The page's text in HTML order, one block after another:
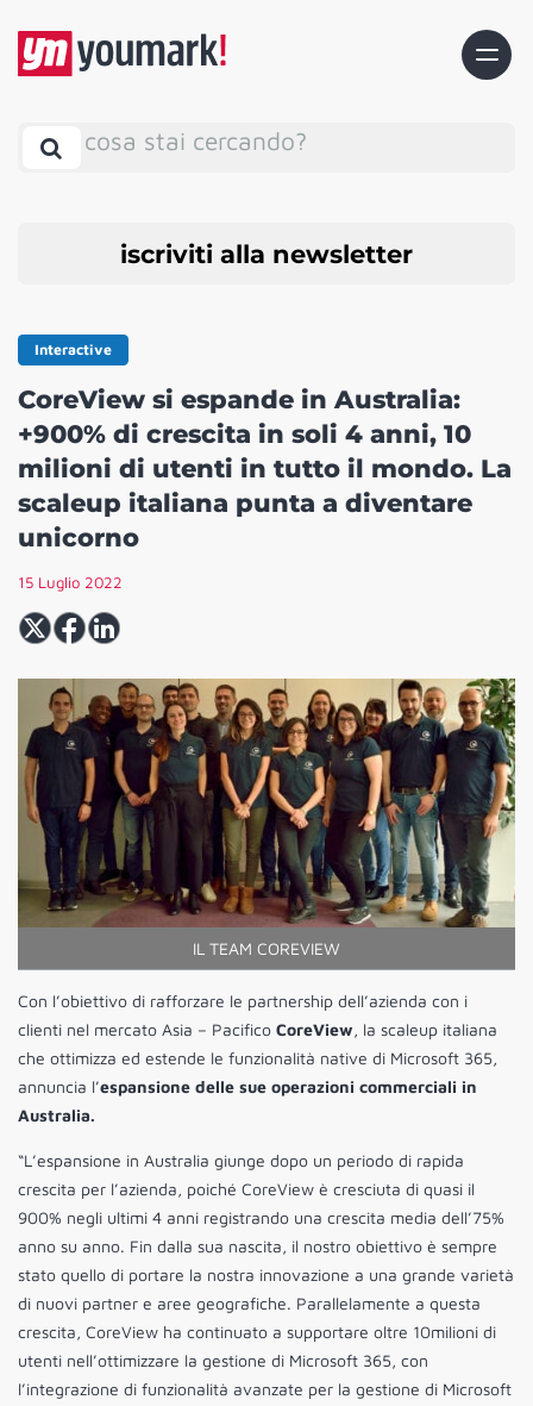
cosa stai cercando?
iscriviti alla newsletter
Interactive
CoreView si espande in Australia:
+900% di crescita in soli 4 anni, 10
milioni di utenti in tutto il mondo. La
scaleup italiana punta a diventare
unicorno
15 Luglio 2022
IL TEAM COREVIEW
Con l’obiettivo di rafforzare le partnership dell’azienda con i
clienti nel mercato Asia – Pacifico CoreView, la scaleup italiana
che ottimizza ed estende le funzionalità native di Microsoft 365,
annuncia l’espansione delle sue operazioni commerciali in
Australia.
“L’espansione in Australia giunge dopo un periodo di rapida
crescita per l’azienda, poiché CoreView è cresciuta di quasi il
900% negli ultimi 4 anni registrando una crescita media dell’75%
anno su anno. Fin dalla sua nascita, il nostro obiettivo è sempre
stato quello di portare la nostra innovazione a una grande varietà
di nuovi partner e aree geografiche. Parallelamente a questa
crescita, CoreView ha continuato a supportare oltre 10milioni di
utenti nell’ottimizzare la gestione di Microsoft 365, con
l’integrazione di funzionalità avanzate per la gestione di Microsoft